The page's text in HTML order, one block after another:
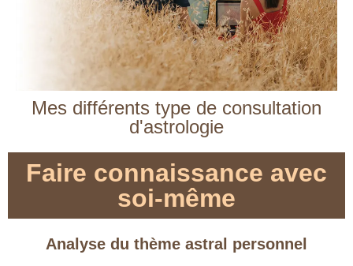
Mes différents type de consultation
d'astrologie
Faire connaissance avec
soi-même
Analyse du thème astral personnel